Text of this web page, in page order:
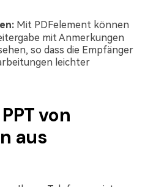
Mit PDFelement können
mit Anmerkungen
so dass die Empfänger
leichter
von
aus